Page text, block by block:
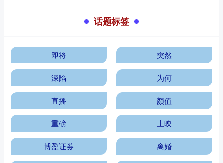
话题标签
即将 突然
深陷 为何
直播 颜值
重磅 上映
博盈证券 离婚